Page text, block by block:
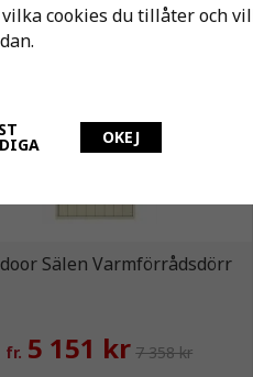
Sälen Varmförrådsdörr
fr. 5 151 kr 7 358 kr
cookies du tillåter och
OKEJ